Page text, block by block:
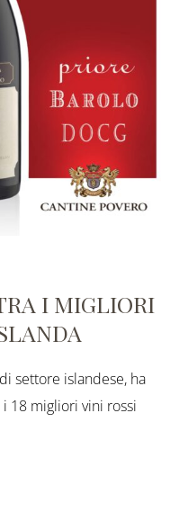
I MIGLIORI
settore islandese, ha
18 migliori vini rossi